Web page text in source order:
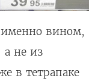
вином,
а не из
в тетрапаке